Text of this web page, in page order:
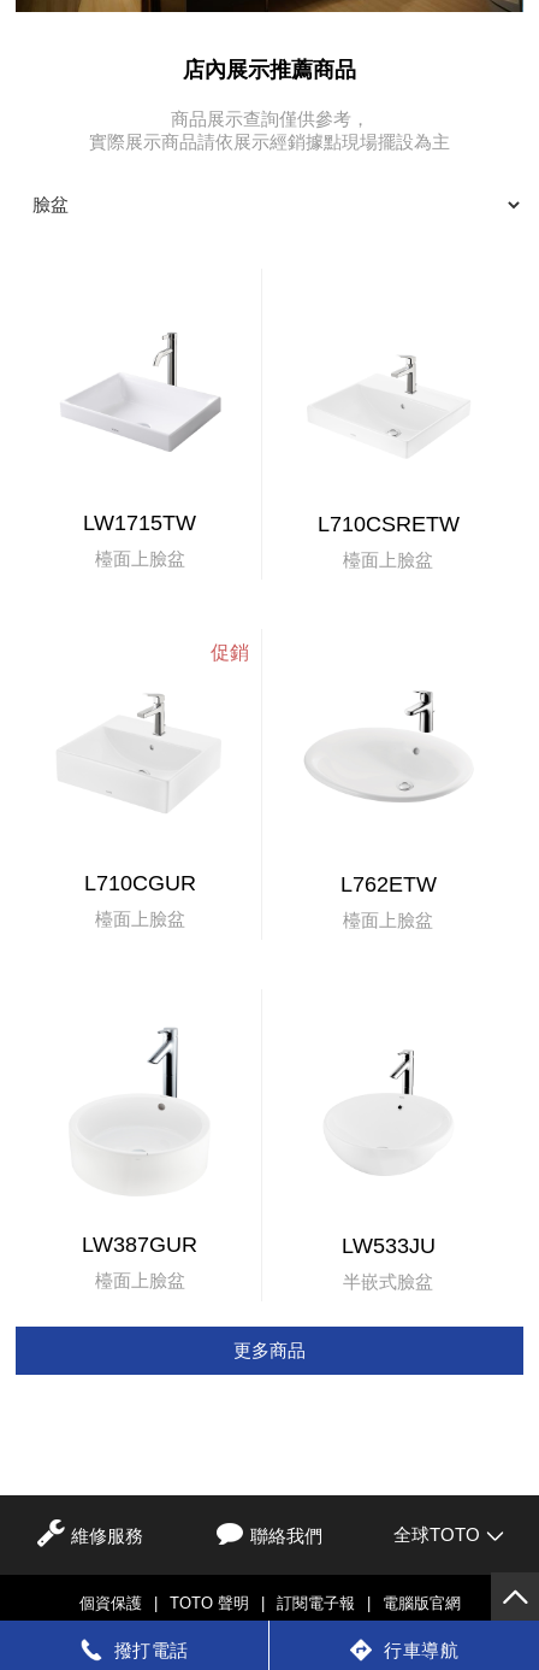
店內展示推薦商品
商品展示查詢僅供參考，
實際展示商品請依展示經銷據點現場擺設為主
LW1715TW
檯面上臉盆
L710CSRETW
檯面上臉盆
L710CGUR
檯面上臉盆
L762ETW
檯面上臉盆
LW387GUR
檯面上臉盆
LW533JU
半嵌式臉盆
更多商品
撥打電話 行車導航
維修服務 聯絡我們 全球TOTO
個資保護 | TOTO 聲明 | 訂閱電子報 | 電腦版官網
© TOTO LTD.